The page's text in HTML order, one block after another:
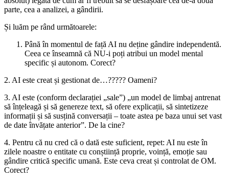
parte, cea a analizei, a gândirii.
Și luăm pe rând următoarele:
Până în momentul de față AI nu deține gândire independentă.
Ceea ce înseamnă că NU-i poți atribui un model mental
specific și autonom. Corect?
2. AI este creat și gestionat de…????? Oameni?
3. AI este (conform declarației „sale”) „un model de limbaj antrenat
să înțeleagă și să genereze text, să ofere explicații, să sintetizeze
informații și să susțină conversații – toate astea pe baza unui set vast
de date învățate anterior”. De la cine?
4. Pentru că nu cred că o dată este suficient, repet: AI nu este în
zilele noastre o entitate cu conștiință proprie, voință, emoție sau
gândire critică specific umană. Este ceva creat și controlat de OM.
Corect?